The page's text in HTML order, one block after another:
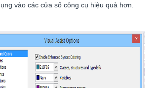
vào các cửa sổ công cụ hiệu quả hơn.